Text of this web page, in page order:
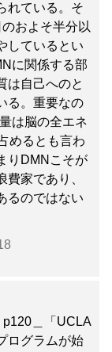
れている。そ
およそ半分以
しているとい
に関係する部
は自己へのと
る。重要なの
は脳の全エネ
めるとも言わ
りDMNこそが
費家であり、
るのではない
＿「UCLA
ログラムが始